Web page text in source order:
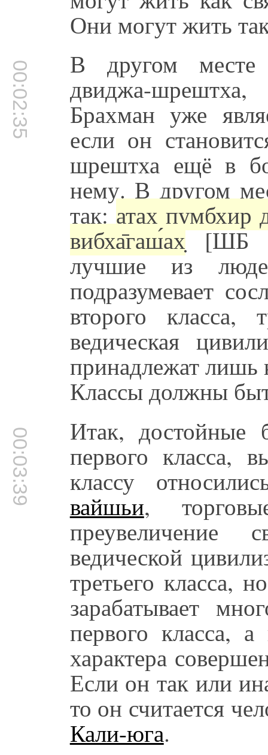
Они могут жить
00:02:35 В другом месте
двиджа-
Брахман уже
если он
шрештха ещё в
нему. В другом
так: атах̣ пумбхир
вибха̄гаш́ах̣[ШБ
лучшие из
подразумевает
второго класса,
ведическая
принадлежат лишь
Классы должны
00:03:39 Итак, достойные
первого класса,
классу
вайшьи,
преувеличение
ведической
третьего класса,
зарабатывает
первого класса,
характера
Если он так или
то он считается
Кали-юга.